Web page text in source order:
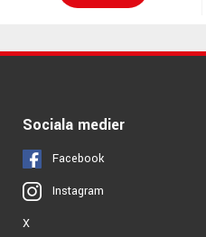
Sociala medier
Facebook
Instagram
X